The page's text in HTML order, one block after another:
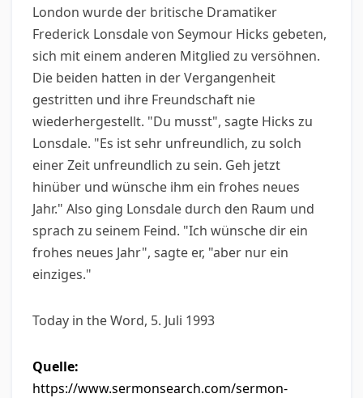
London wurde der britische Dramatiker
Frederick Lonsdale von Seymour Hicks gebeten,
sich mit einem anderen Mitglied zu versöhnen.
Die beiden hatten in der Vergangenheit
gestritten und ihre Freundschaft nie
wiederhergestellt. "Du musst", sagte Hicks zu
Lonsdale. "Es ist sehr unfreundlich, zu solch
einer Zeit unfreundlich zu sein. Geh jetzt
hinüber und wünsche ihm ein frohes neues
Jahr." Also ging Lonsdale durch den Raum und
sprach zu seinem Feind. "Ich wünsche dir ein
frohes neues Jahr", sagte er, "aber nur ein
einziges."
Today in the Word, 5. Juli 1993
Quelle:
https://www.sermonsearch.com/sermon-